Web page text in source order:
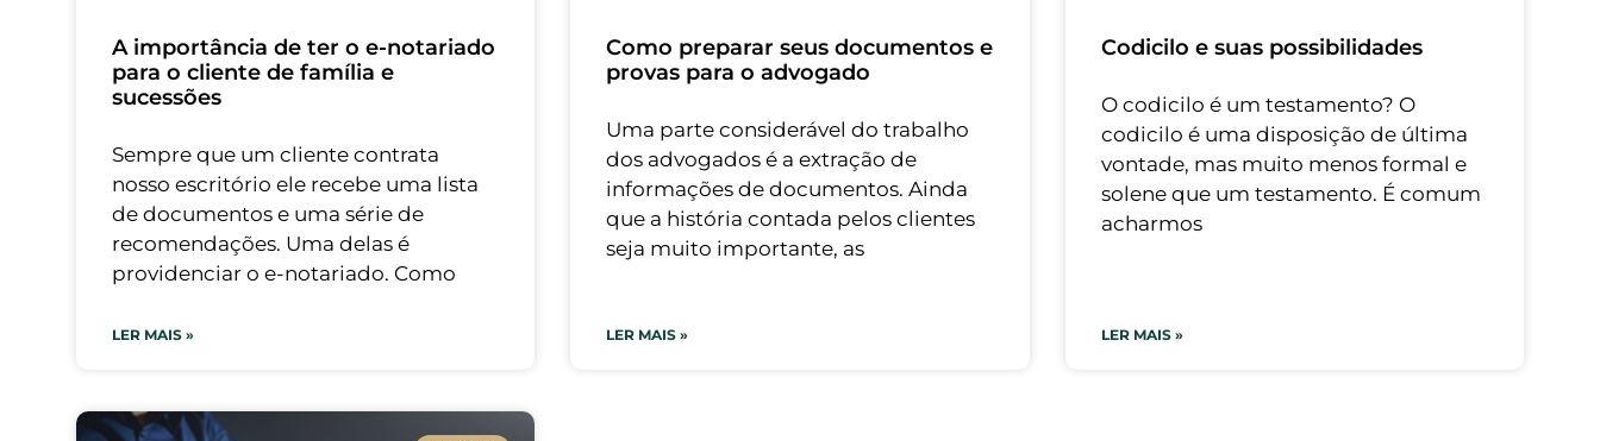
A importância de ter o e-notariado
para o cliente de família e
sucessões
Sempre que um cliente contrata
nosso escritório ele recebe uma lista
de documentos e uma série de
recomendações. Uma delas é
providenciar o e-notariado. Como
LER MAIS »
Como preparar seus documentos e
provas para o advogado
Uma parte considerável do trabalho
dos advogados é a extração de
informações de documentos. Ainda
que a história contada pelos clientes
seja muito importante, as
LER MAIS »
Codicilo e suas possibilidades
O codicilo é um testamento? O
codicilo é uma disposição de última
vontade, mas muito menos formal e
solene que um testamento. É comum
acharmos
LER MAIS »